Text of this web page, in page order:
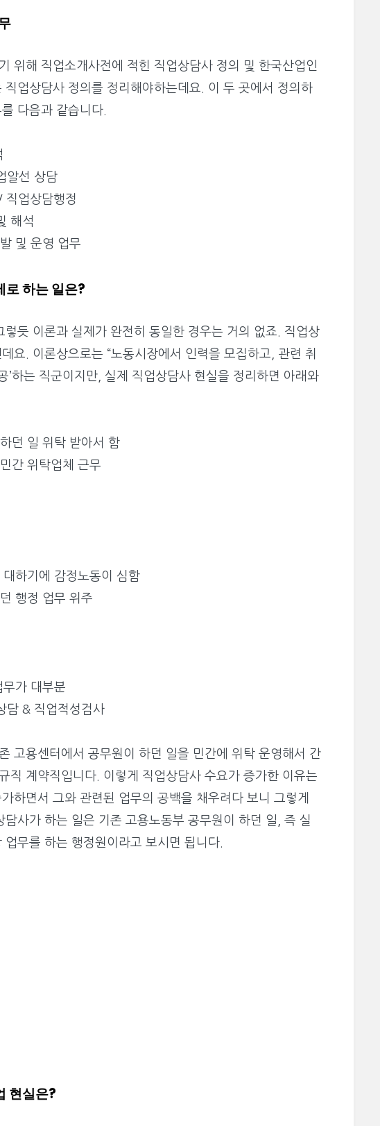
위해 직업소개사전에 적힌 직업상담사 정의 및 한국산업인
업상담사 정의를 정리해야하는데요. 이 두 곳에서 정의하
다음과 같습니다.
알선 상담
직업상담행정
해석
및 운영 업무
로 하는 일은?
렇듯 이론과 실제가 완전히 동일한 경우는 거의 없죠. 직업상
요. 이론상으로는 “노동시장에서 인력을 모집하고, 관련 취
’하는 직군이지만, 실제 직업상담사 현실을 정리하면 아래와
던 일 위탁 받아서 함
간 위탁업체 근무
하기에 감정노동이 심함
행정 업무 위주
가 대부분
담 & 직업적성검사
고용센터에서 공무원이 하던 일을 민간에 위탁 운영해서 간
직 계약직입니다. 이렇게 직업상담사 수요가 증가한 이유는
하면서 그와 관련된 업무의 공백을 채우려다 보니 그렇게
사가 하는 일은 기존 고용노동부 공무원이 하던 일, 즉 실
무를 하는 행정원이라고 보시면 됩니다.
현실은?